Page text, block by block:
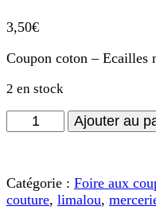
3,50€
Coupon coton – Ecailles
2 en stock
quantité
de
-
Ecailles
Ajouter au
Catégorie : Foire aux
couture, limalou,